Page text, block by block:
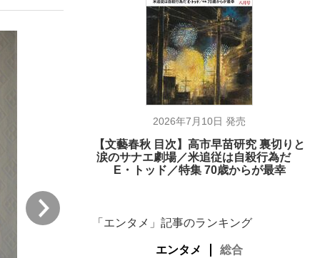
が悲しい」『北の国から』倉本聰氏（91...
2026年7月10日 発売
【文藝春秋 目次】高市早苗研究 裏切りと
涙のサナエ劇場／米追従は自殺行為だ
E・トッド／特集 70歳からが最幸
「エンタメ」記事のランキング
エンタメ 総合